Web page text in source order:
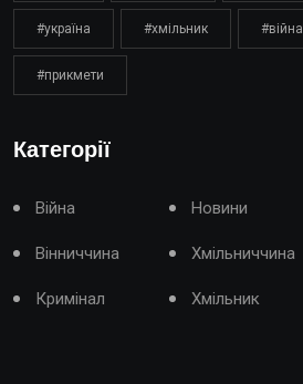
#україна #хмільник #війна
#прикмети
Категорії
Війна Новини
Вінниччина Хмільниччина
Кримінал Хмільник